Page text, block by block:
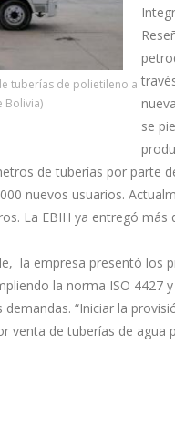
tuberías de polietileno a
Bolivia)
se
de tuberías por parte
nuevos usuarios.
La EBIH ya entregó
la empresa presentó los
la norma ISO
“Iniciar la
venta de tuberías de